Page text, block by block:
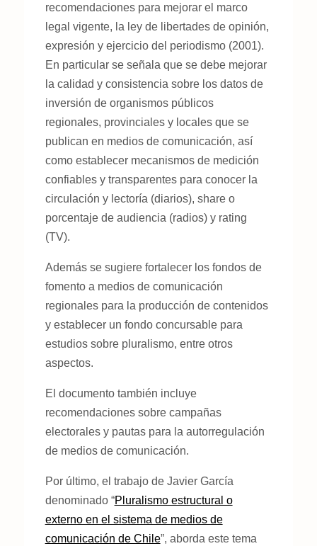
recomendaciones para mejorar el marco
legal vigente, la ley de libertades de opinión,
expresión y ejercicio del periodismo (2001).
En particular se señala que se debe mejorar
la calidad y consistencia sobre los datos de
inversión de organismos públicos
regionales, provinciales y locales que se
publican en medios de comunicación, así
como establecer mecanismos de medición
confiables y transparentes para conocer la
circulación y lectoría (diarios), share o
porcentaje de audiencia (radios) y rating
(TV).
Además se sugiere fortalecer los fondos de
fomento a medios de comunicación
regionales para la producción de contenidos
y establecer un fondo concursable para
estudios sobre pluralismo, entre otros
aspectos.
El documento también incluye
recomendaciones sobre campañas
electorales y pautas para la autorregulación
de medios de comunicación.
Por último, el trabajo de Javier García
denominado “Pluralismo estructural o
externo en el sistema de medios de
comunicación de Chile”, aborda este tema